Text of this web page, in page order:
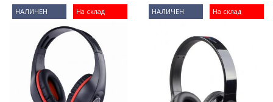
На склад
НАЛИЧЕН На склад
НАЛИЧЕН